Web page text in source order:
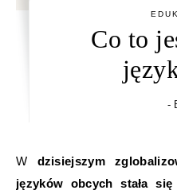
Co to
-
W dzisiejszym zglobalizowanym świecie znajomość
języków obcych stała